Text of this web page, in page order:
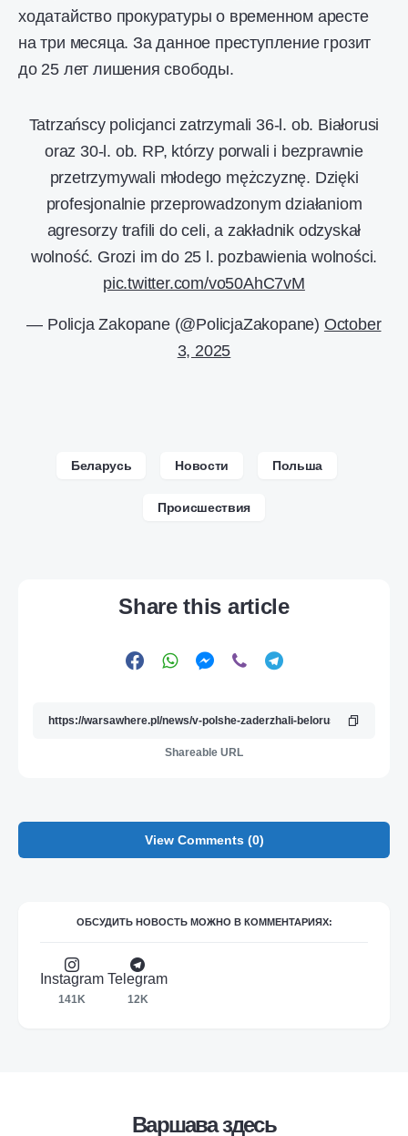
ходатайство прокуратуры о временном аресте
на три месяца. За данное преступление грозит
до 25 лет лишения свободы.
Tatrzańscy policjanci zatrzymali 36-l. ob. Białorusi
oraz 30-l. ob. RP, którzy porwali i bezprawnie
przetrzymywali młodego mężczyznę. Dzięki
profesjonalnie przeprowadzonym działaniom
agresorzy trafili do celi, a zakładnik odzyskał
wolność. Grozi im do 25 l. pozbawienia wolności.
pic.twitter.com/vo50AhC7vM
— Policja Zakopane (@PolicjaZakopane) October
3, 2025
Беларусь Новости Польша
Происшествия
Share this article
Shareable URL
View Comments (0)
ОБСУДИТЬ НОВОСТЬ МОЖНО В КОММЕНТАРИЯХ:
Instagram
141K
Telegram
12K
Варшава здесь